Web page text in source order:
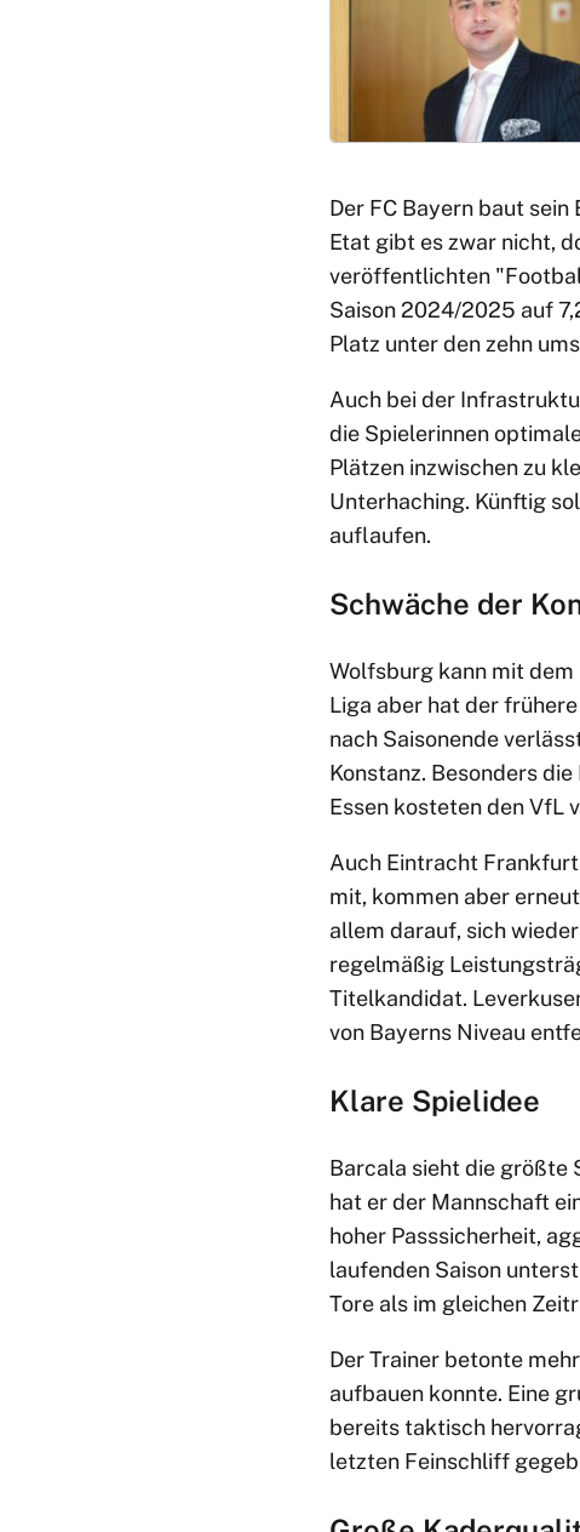
Der FC Bayern baut
Etat gibt es zwar nicht,
veröffentlichten
Saison 2024/2025 auf
Platz unter den zehn
Auch bei der
die Spielerinnen
Plätzen inzwischen zu
Unterhaching. Künftig
auflaufen.
Schwäche der
Wolfsburg kann mit dem
Liga aber hat der
nach Saisonende
Konstanz. Besonders
Essen kosteten den VfL
Auch Eintracht
mit, kommen aber
allem darauf, sich
regelmäßig
Titelkandidat.
von Bayerns Niveau
Klare Spielidee
Barcala sieht die größte
hat er der Mannschaft
hoher Passsicherheit,
laufenden Saison
Tore als im gleichen
Der Trainer betonte
aufbauen konnte. Eine
bereits taktisch
letzten Feinschliff